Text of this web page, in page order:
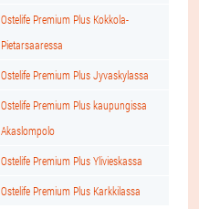
Ostelife Premium Plus Kokkola-
Pietarsaaressa
Ostelife Premium Plus Jyvaskylassa
Ostelife Premium Plus kaupungissa
Akaslompolo
Ostelife Premium Plus Ylivieskassa
Ostelife Premium Plus Karkkilassa